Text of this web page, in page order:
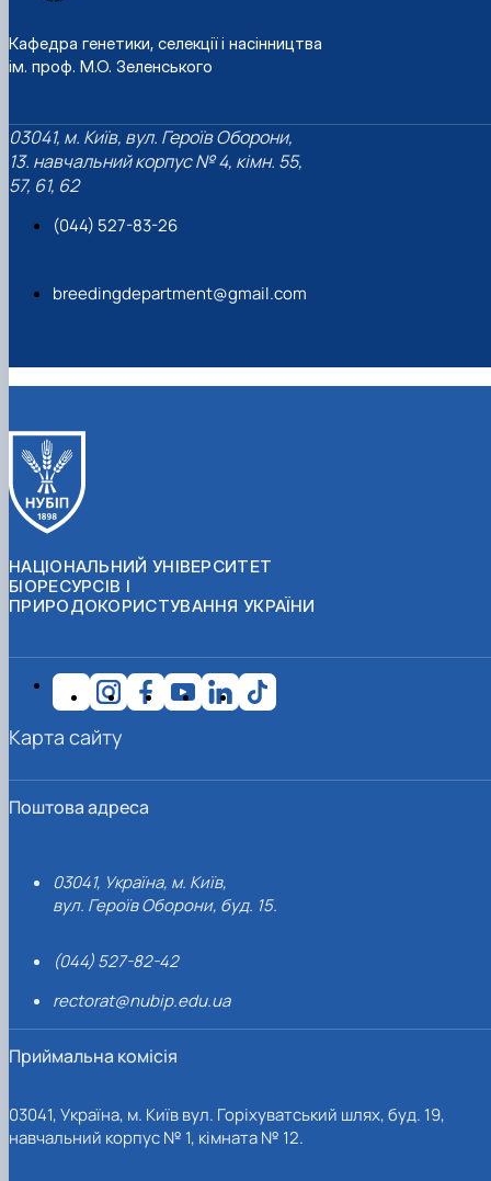
Кафедра генетики, селекції і насінництва
ім. проф. М.О. Зеленського
03041, м. Київ, вул. Героїв Оборони,
13. навчальний корпус № 4, кімн. 55,
57, 61, 62
(044) 527-83-26
breedingdepartment@gmail.com
НАЦІОНАЛЬНИЙ УНІВЕРСИТЕТ
БІОРЕСУРСІВ І
ПРИРОДОКОРИСТУВАННЯ УКРАЇНИ
Поштова адреса
03041, Україна, м. Київ,
вул. Героїв Оборони, буд. 15.
(044) 527-82-42
rectorat@nubip.edu.ua
Приймальна комісія
03041, Україна, м. Київ вул. Горіхуватський шлях, буд. 19,
навчальний корпус № 1, кімната № 12.
Карта сайту